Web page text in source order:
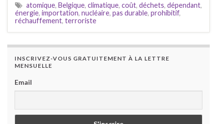
atomique, Belgique, climatique, coût, déchets, dépendant,
énergie, importation, nucléaire, pas durable, prohibitif,
réchauffement, terroriste
INSCRIVEZ-VOUS GRATUITEMENT À LA LETTRE
MENSUELLE
Email